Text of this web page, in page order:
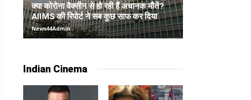
क्या कोरोना वैक्सीन से हो रही हैं अचानक मौतें?
AIIMS की रिपोर्ट ने सब कुछ साफ कर दिया
News44Admin - July 2, 2025
Indian Cinema